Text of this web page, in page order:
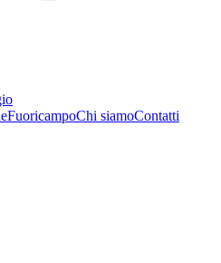
FuoricampoChi siamoContatti